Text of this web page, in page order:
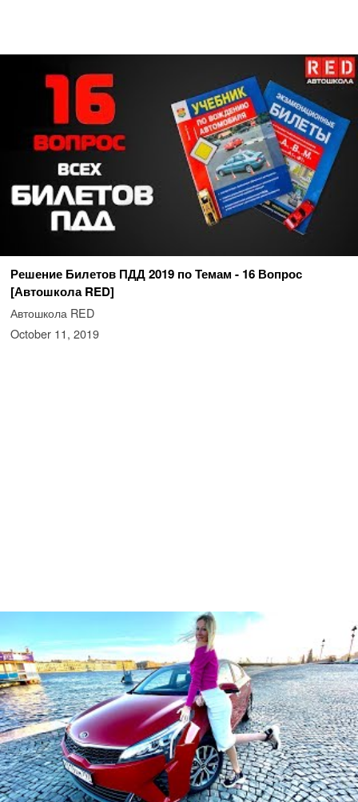
Решение Билетов ПДД 2019 по Темам - 16 Вопрос
[Автошкола RED]
Автошкола RED
October 11, 2019